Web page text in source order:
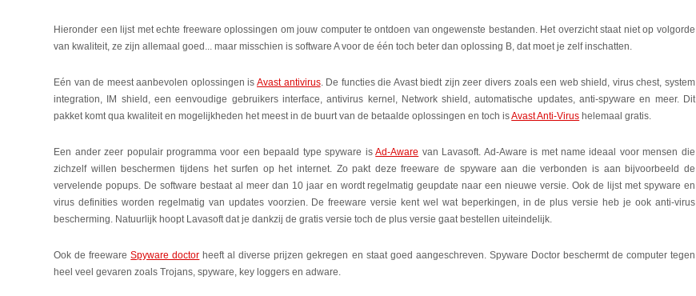
Hieronder een lijst met echte freeware oplossingen om jouw computer te ontdoen van ongewenste bestanden. Het overzicht staat niet op volgorde
van kwaliteit, ze zijn allemaal goed... maar misschien is software A voor de één toch beter dan oplossing B, dat moet je zelf inschatten.
Eén van de meest aanbevolen oplossingen isAvast antivirus. De functies die Avast biedt zijn zeer divers zoals een web shield, virus chest, system
integration, IM shield, een eenvoudige gebruikers interface, antivirus kernel, Network shield, automatische updates, anti-spyware en meer. Dit
pakket komt qua kwaliteit en mogelijkheden het meest in de buurt van de betaalde oplossingen en toch isAvast Anti-Virus helemaal gratis.
Een ander zeer populair programma voor een bepaald type spyware isAd-Aware van Lavasoft. Ad-Aware is met name ideaal voor mensen die
zichzelf willen beschermen tijdens het surfen op het internet. Zo pakt deze freeware de spyware aan die verbonden is aan bijvoorbeeld de
vervelende popups. De software bestaat al meer dan 10 jaar en wordt regelmatig geupdate naar een nieuwe versie. Ook de lijst met spyware en
virus definities worden regelmatig van updates voorzien. De freeware versie kent wel wat beperkingen, in de plus versie heb je ook anti-virus
bescherming. Natuurlijk hoopt Lavasoft dat je dankzij de gratis versie toch de plus versie gaat bestellen uiteindelijk.
Ook de freewareSpyware doctor heeft al diverse prijzen gekregen en staat goed aangeschreven. Spyware Doctor beschermt de computer tegen
heel veel gevaren zoals Trojans, spyware, key loggers en adware.